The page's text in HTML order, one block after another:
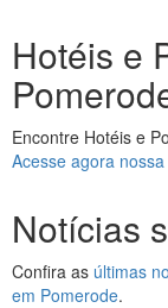
Hotéis e
Encontre Hotéis e
Acesse agora
Notícias
Confira as últimas
em Pomerode.